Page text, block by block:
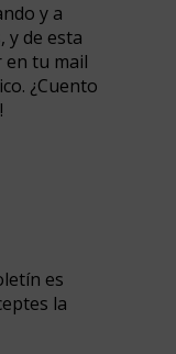
y a
y de esta
en tu mail
¿Cuento
es
la